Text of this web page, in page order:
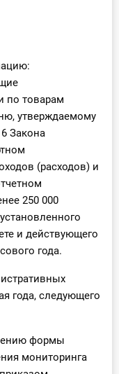
по товарам
утверждаемому
Закона
(расходов) и
250 000
и действующего
года.
года, следующего
формы
мониторинга